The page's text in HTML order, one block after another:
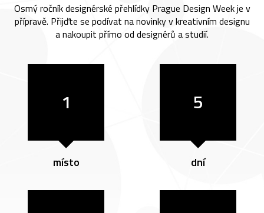
Osmý ročník designérské přehlídky Prague Design Week je v
přípravě. Přijďte se podívat na novinky v kreativním designu
a nakoupit přímo od designérů a studií.
1
místo
5
dní